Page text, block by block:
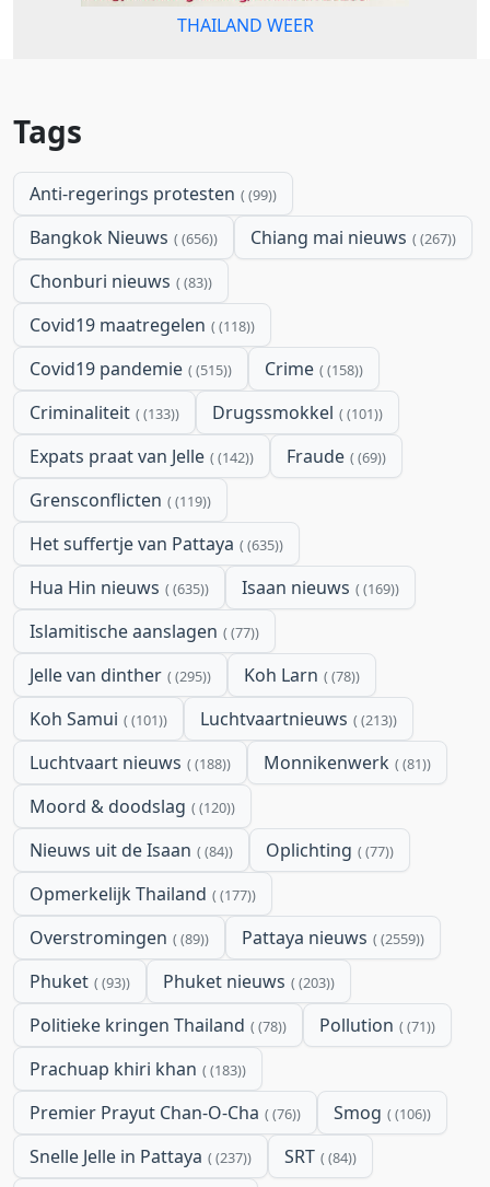
THAILAND WEER
Tags
Anti-regerings protesten (99)
Bangkok Nieuws (656) Chiang mai nieuws (267)
Chonburi nieuws (83)
Covid19 maatregelen (118)
Covid19 pandemie (515) Crime (158)
Criminaliteit (133) Drugssmokkel (101)
Expats praat van Jelle (142) Fraude (69)
Grensconflicten (119)
Het suffertje van Pattaya (635)
Hua Hin nieuws (635) Isaan nieuws (169)
Islamitische aanslagen (77)
Jelle van dinther (295) Koh Larn (78)
Koh Samui (101) Luchtvaartnieuws (213)
Luchtvaart nieuws (188) Monnikenwerk (81)
Moord & doodslag (120)
Nieuws uit de Isaan (84) Oplichting (77)
Opmerkelijk Thailand (177)
Overstromingen (89) Pattaya nieuws (2559)
Phuket (93) Phuket nieuws (203)
Politieke kringen Thailand (78) Pollution (71)
Prachuap khiri khan (183)
Premier Prayut Chan-O-Cha (76) Smog (106)
Snelle Jelle in Pattaya (237) SRT (84)